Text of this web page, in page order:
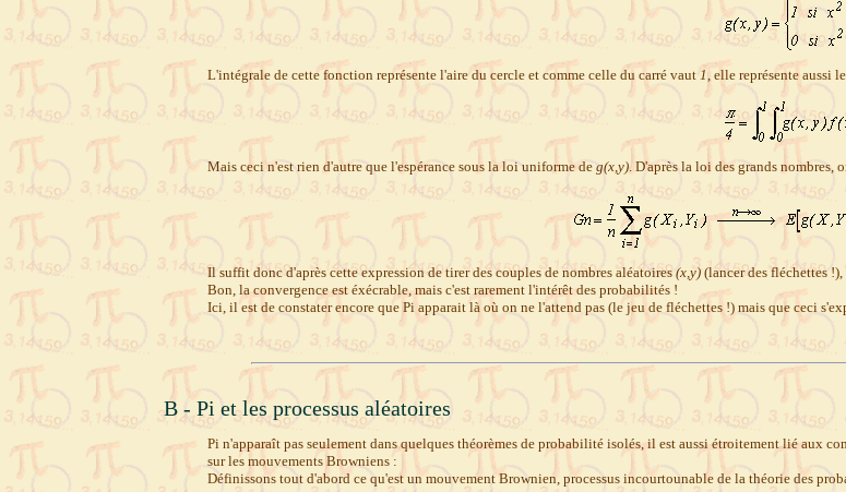
L'intégrale de cette fonction représente l'aire du cercle et comme celle du carré vaut 1 , elle représente aussi
Mais ceci n'est rien d'autre que l'espérance sous la loi uniforme de g(x,y). D'après la loi des grands nombres,
Il suffit donc d'après cette expression de tirer des couples de nombres aléatoires (x,y) (lancer des fléchettes
Bon, la convergence est éxécrable, mais c'est rarement l'intérêt des probabilités !
Ici, il est de constater encore que Pi apparait là où on ne l'attend pas (le jeu de fléchettes !) mais que ceci
B - Pi et les processus aléatoires
Pi n'apparaît pas seulement dans quelques théorèmes de probabilité isolés, il est aussi étroitement lié aux
sur les mouvements Browniens :
Définissons tout d'abord ce qu'est un mouvement Brownien, processus incourtounable de la théorie des